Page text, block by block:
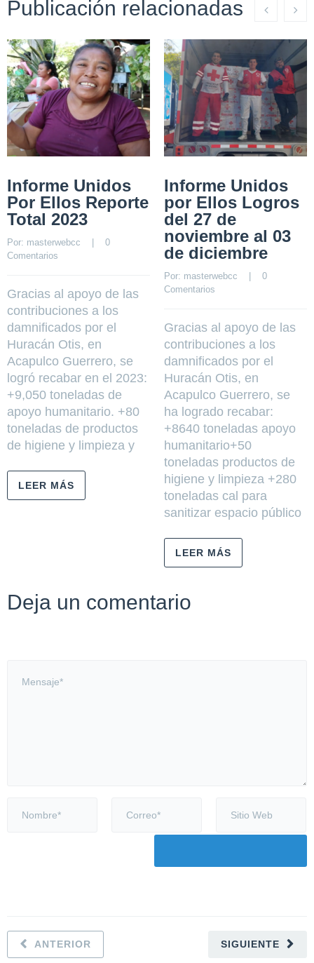
Publicación relacionadas
Informe Unidos
Por Ellos Reporte
Total 2023
Por: masterwebcc
    |
0
Comentarios
Gracias al apoyo de las
contribuciones a los
damnificados por el
Huracán Otis, en
Acapulco Guerrero, se
logró recabar en el 2023:
+9,050 toneladas de
apoyo humanitario. +80
toneladas de productos
de higiene y limpieza y
LEER MÁS
Informe Unidos
por Ellos Logros
del 27 de
noviembre al 03
de diciembre
Por: masterwebcc
    |
0
Comentarios
Gracias al apoyo de las
contribuciones a los
damnificados por el
Huracán Otis, en
Acapulco Guerrero, se
ha logrado recabar:
+8640 toneladas apoyo
humanitario+50
toneladas productos de
higiene y limpieza +280
toneladas cal para
sanitizar espacio público
LEER MÁS
Deja un comentario
SIGUIENTE
ANTERIOR